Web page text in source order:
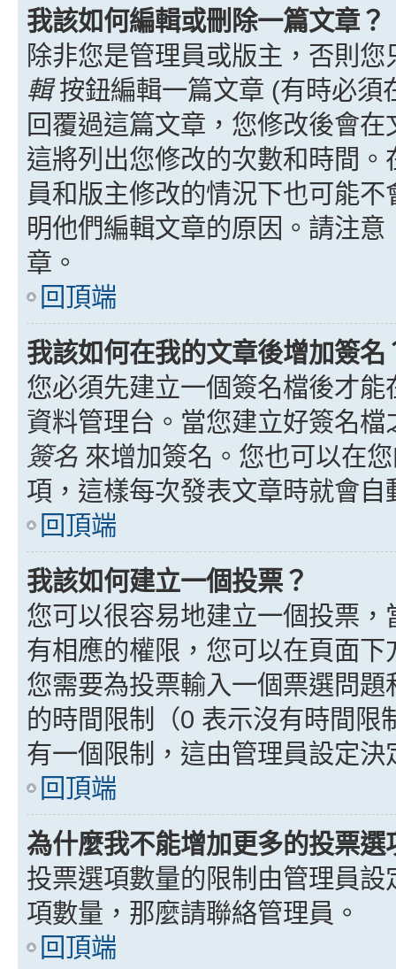
我該如何編輯或刪除一篇文章？
除非您是管理員或版主，否則
輯按鈕編輯一篇文章 (有時必須
回覆過這篇文章，您修改後會
這將列出您修改的次數和時間
員和版主修改的情況下也可能
明他們編輯文章的原因。請注
章。
回頂端
我該如何在我的文章後增加簽名
您必須先建立一個簽名檔後才
資料管理台。當您建立好簽名
簽名 來增加簽名。您也可以在
項，這樣每次發表文章時就會自
回頂端
我該如何建立一個投票？
您可以很容易地建立一個投票
有相應的權限，您可以在頁面
您需要為投票輸入一個票選問
的時間限制（0 表示沒有時間限
有一個限制，這由管理員設定決
回頂端
為什麼我不能增加更多的投票選
投票選項數量的限制由管理員
項數量，那麼請聯絡管理員。
回頂端